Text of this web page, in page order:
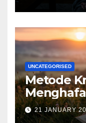
UNCATEGORISED
Metode
Qur’an
21 JANUARY